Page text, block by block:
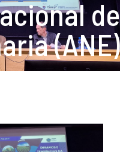
de
(ANE)